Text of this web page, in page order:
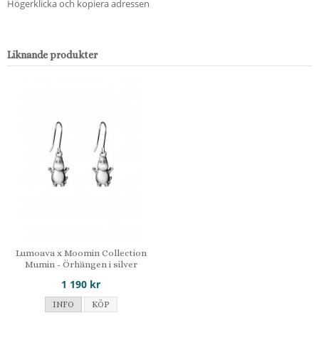
Högerklicka och kopiera adressen
Liknande produkter
Lumoava x Moomin Collection
Mumin - Örhängen i silver
1 190 kr
INFO KÖP